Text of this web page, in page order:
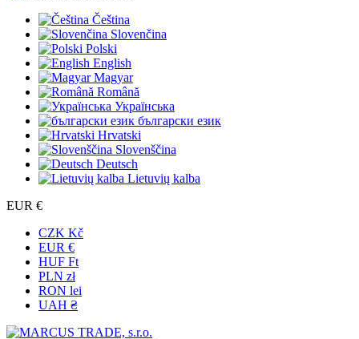
Čeština
Slovenčina
Polski
English
Magyar
Română
Українська
български език
Hrvatski
Slovenščina
Deutsch
Lietuvių kalba
EUR €
CZK Kč
EUR €
HUF Ft
PLN zł
RON lei
UAH ₴